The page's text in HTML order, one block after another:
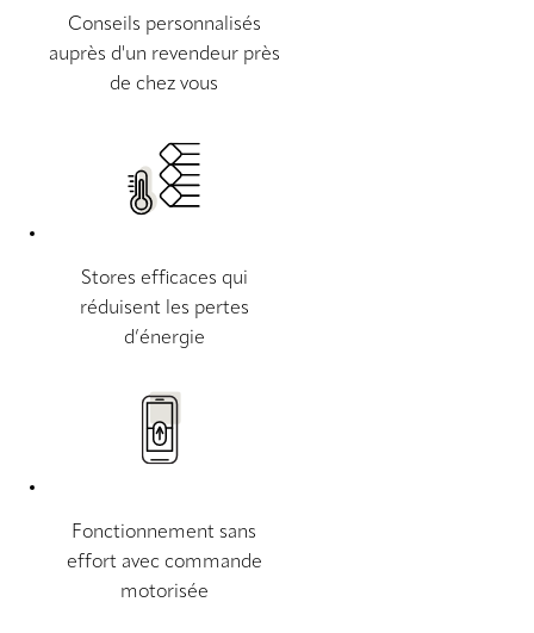
Conseils personnalisés
auprès d'un revendeur près
de chez vous
Stores efficaces qui
réduisent les pertes
d’énergie
Fonctionnement sans
effort avec commande
motorisée